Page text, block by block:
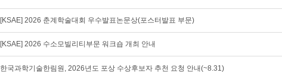
[KSAE] 2026 춘계학술대회 우수발표논문상(포스터발표 부문)
[KSAE] 2026 수소모빌리티부문 워크숍 개최 안내
한국과학기술한림원, 2026년도 포상 수상후보자 추천 요청 안내(~8.31)